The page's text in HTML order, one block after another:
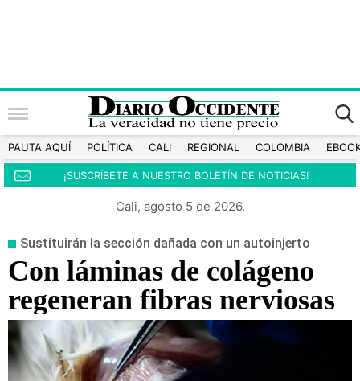
PAUTA AQUÍ POLÍTICA CALI REGIONAL COLOMBIA
¡SUSCRÍBETE A NUESTRO BOLETÍN DE NOTICIAS!
Cali, agosto 5 de 2026.
Sustituirán la sección dañada con un autoinjerto
Con láminas de colágeno
regeneran fibras nerviosas